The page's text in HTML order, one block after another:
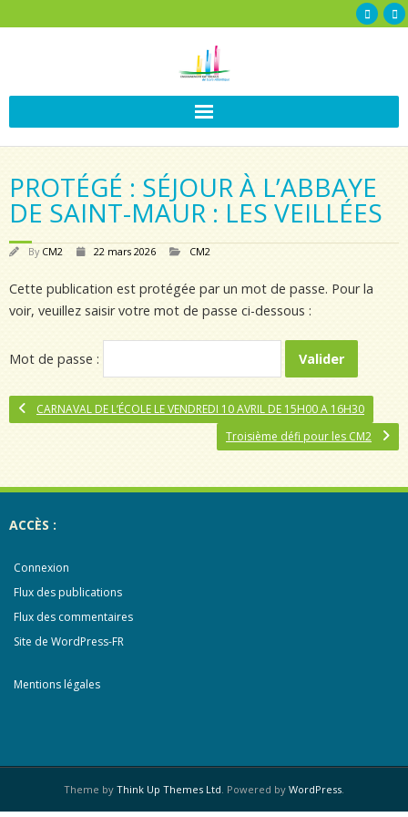
PROTÉGÉ : SÉJOUR À L’ABBAYE
DE SAINT-MAUR : LES VEILLÉES
By CM2 22 mars 2026 CM2
Cette publication est protégée par un mot de passe. Pour la
voir, veuillez saisir votre mot de passe ci-dessous :
Mot de passe :
CARNAVAL DE L’ÉCOLE LE VENDREDI 10 AVRIL DE 15H00 A 16H30
Troisième défi pour les CM2
ACCÈS :
Connexion
Flux des publications
Flux des commentaires
Site de WordPress-FR
Mentions légales
Theme by Think Up Themes Ltd. Powered by WordPress.